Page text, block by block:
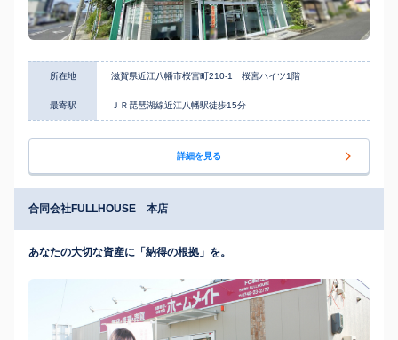
所在地 滋賀県近江八幡市桜宮町210-1 桜宮ハイツ1階
最寄駅 ＪＲ琵琶湖線近江八幡駅徒歩15分
詳細を見る
合同会社FULLHOUSE 本店
あなたの大切な資産に「納得の根拠」を。